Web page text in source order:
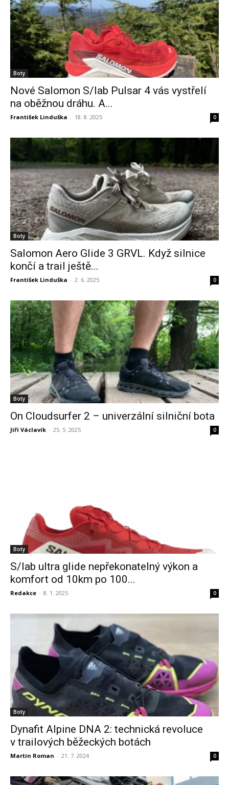
Boty
Nové Salomon S/lab Pulsar 4 vás vystřelí
na oběžnou dráhu. A...
František Linduška - 18. 8. 2025 0
Boty
Salomon Aero Glide 3 GRVL. Když silnice
končí a trail ještě...
František Linduška - 2. 6. 2025 0
Boty
On Cloudsurfer 2 – univerzální silniční bota
Jiří Václavík - 25. 5. 2025 0
Boty
S/lab ultra glide nepřekonatelný výkon a
komfort od 10km po 100...
Redakce - 8. 1. 2025 0
Boty
Dynafit Alpine DNA 2: technická revoluce
v trailových běžeckých botách
Martin Roman - 21. 7. 2024 0